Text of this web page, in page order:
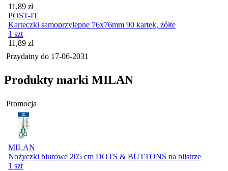
Cena
11,89 zł
POST-IT
Karteczki samoprzylepne 76x76mm 90 kartek, żółte
1 szt
Cena
11,89 zł
Przydatny do 17-06-2031
Produkty marki MILAN
Promocja
MILAN
Nożyczki biurowe 205 cm DOTS & BUTTONS na blistrze
1 szt